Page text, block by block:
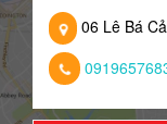
06 Lê Bá